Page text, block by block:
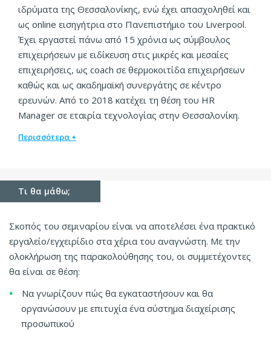
ιδρύματα της Θεσσαλονίκης, ενώ έχει απασχοληθεί και
ως online εισηγήτρια στο Πανεπιστήμιο του Liverpool.
Έχει εργαστεί πάνω από 15 χρόνια ως σύμβουλος
επιχειρήσεων με ειδίκευση στις μικρές και μεσαίες
επιχειρήσεις, ως coach σε θερμοκοιτίδα επιχειρήσεων
καθώς και ως ακαδημαϊκή συνεργάτης σε κέντρο
ερευνών. Από το 2018 κατέχει τη θέση του HR
Manager σε εταιρία τεχνολογίας στην Θεσσαλονίκη.
Περισσότερα +
Τι θα μάθω;
Σκοπός του σεμιναρίου είναι να αποτελέσει ένα πρακτικό
εργαλείο/εγχειρίδιο στα χέρια του αναγνώστη. Με την
ολοκλήρωση της παρακολούθησης του, οι συμμετέχοντες
θα είναι σε θέση:
Να γνωρίζουν πώς θα εγκαταστήσουν και θα
οργανώσουν με επιτυχία ένα σύστημα διαχείρισης
προσωπικού